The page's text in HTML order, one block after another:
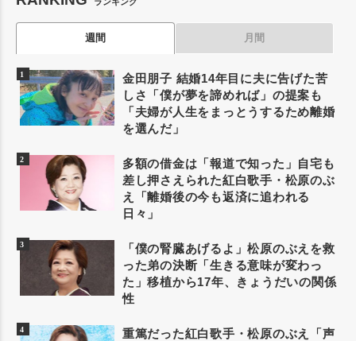
週間 月間
金田朋子 結婚14年目に夫に告げた苦
しさ「僕が夢を諦めれば」の提案も
「夫婦が人生をまっとうするため離婚
を選んだ」
多額の借金は「報道で知った」自宅も
差し押さえられた紅白歌手・松原のぶ
え「離婚後の今も返済に追われる
日々」
「僕の腎臓あげるよ」松原のぶえを救
った弟の決断「生きる意味が変わっ
た」移植から17年、きょうだいの関係
性
重篤だった紅白歌手・松原のぶえ「声